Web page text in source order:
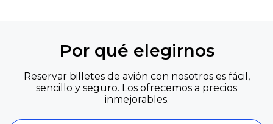
Por qué elegirnos
Reservar billetes de avión con nosotros es fácil,
sencillo y seguro. Los ofrecemos a precios
inmejorables.